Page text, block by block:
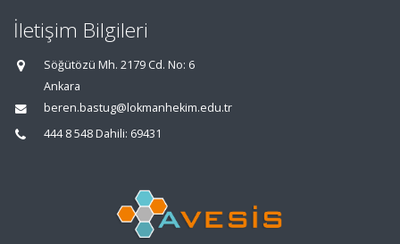
İletişim Bilgileri
Söğütözü Mh. 2179 Cd. No: 6
Ankara
beren.bastug@lokmanhekim.edu.tr
444 8 548 Dahili: 69431